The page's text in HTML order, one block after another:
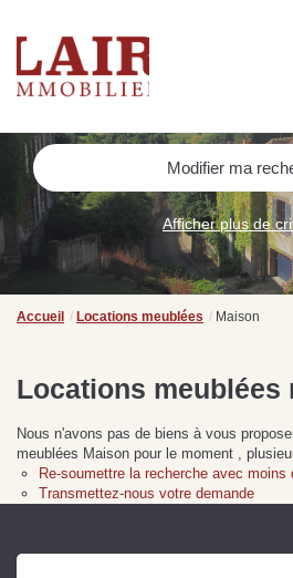
Immobilier
Nous découvrir
Nos services
Contact
Nos actualités
SUIVEZ-NOUS SUR LES RÉSEAUX
NOS CONSEILS IMMO
Conseils immobiliers et
pour vous accompagner
Procéder à des travaux
d’isolation à Fresnay-sur-
Sarthe pour booster sa
Se
Modifier ma
Afficher plus de
Accueil Locations meublées Maison
Locations meublées
Nous n'avons pas de biens à vous
meublées Maison pour le moment ,
Re-soumettre la recherche avec moins
Transmettez-nous votre demande